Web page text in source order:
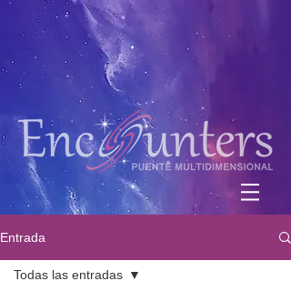
Entrada
Todas las entradas